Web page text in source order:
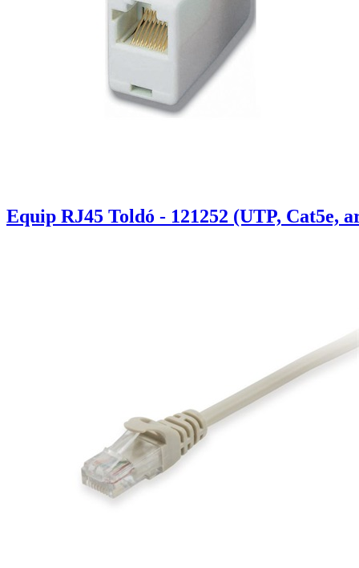
Equip RJ45 Toldó - 121252 (UTP, Cat5e,